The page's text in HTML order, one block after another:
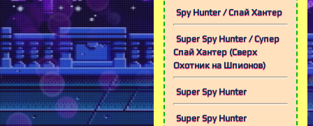
Spy Hunter / Спай Хантер
Super Spy Hunter / Супер
Спай Хантер (Сверх
Охотник на Шпионов)
Super Spy Hunter
Super Spy Hunter